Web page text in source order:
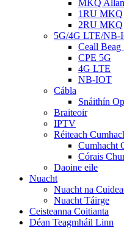
MKQ
1RU MKQ
2RU MKQ
5G/4G LTE/NB-
Ceall Beag
CPE 5G
4G LTE
NB-IOT
Cábla
Snáithín
Braiteoir
IPTV
Réiteach
Cumhacht
Córais
Daoine eile
Nuacht
Nuacht na
Nuacht Táirge
Ceisteanna Coitianta
Déan Teagmháil Linn